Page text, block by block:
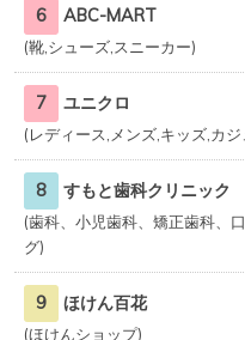
6 ABC-MART
靴,シューズ,スニーカー
7 ユニクロ
レディース,メンズ,キッズ,カ
8 すもと歯科クリニック
歯科、小児歯科、矯正歯科、
グ
9 ほけん百花
ほけんショップ